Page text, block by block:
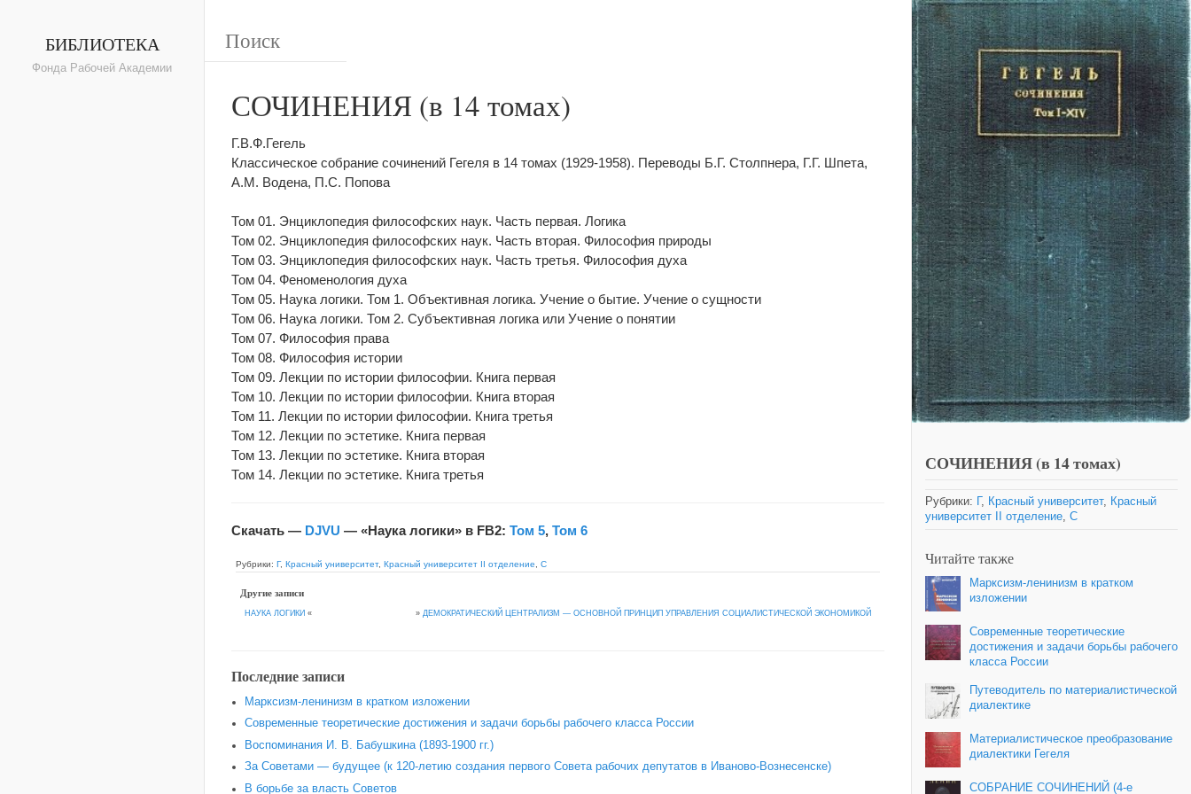
БИБЛИОТЕКА
Фонда Рабочей Академии
СОЧИНЕНИЯ (в 14 томах)
Г.В.Ф.Гегель
Классическое собрание сочинений Гегеля в 14 томах (1929-1958). Переводы Б.Г. Столпнера, Г.Г. Шпета,
А.М. Водена, П.С. Попова
Том 01. Энциклопедия философских наук. Часть первая. Логика
Том 02. Энциклопедия философских наук. Часть вторая. Философия природы
Том 03. Энциклопедия философских наук. Часть третья. Философия духа
Том 04. Феноменология духа
Том 05. Hayкa логики. Том 1. Объективная логика. Учение о бытие. Учение о сущности
Том 06. Hayкa логики. Том 2. Субъективная логика или Учение о понятии
Том 07. Философия пpaвa
Том 08. Философия истории
Том 09. Лекции пo истории философии. Книга первая
Том 10. Лекции пo истории философии. Книга вторая
Том 11. Лекции пo истории философии. Книга третья
Том 12. Лекции по эстетике. Книга первая
Том 13. Лекции по эстетике. Книга вторая
Том 14. Лекции по эстетике. Книга третья
Скачать — DJVU — «Наука логики» в FB2: Том 5, Том 6
Рубрики: Г, Красный университет, Красный университет II отделение С
Другие записи
НАУКА ЛОГИКИ « » ДЕМОКРАТИЧЕСКИЙ ЦЕНТРАЛИЗМ — ОСНОВНОЙ ПРИНЦИП УПРАВЛЕНИЯ СОЦИАЛИСТИЧЕСКОЙ ЭКОНОМИКОЙ
Последние записи
Марксизм-ленинизм в кратком изложении
Современные теоретические достижения и задачи борьбы рабочего класса России
Воспоминания И. В. Бабушкина (1893-1900 гг.)
За Советами — будущее (к 120‑летию создания первого Совета рабочих депутатов в Иваново‑Вознесенске)
В борьбе за власть Советов
СОЧИНЕНИЯ (в 14 томах)
Рубрики: Г, Красный университет,
Красный
университет II отделение С
Читайте также
Марксизм-ленинизм в кратком
изложении
Современные теоретические
достижения и задачи борьбы рабочего
класса России
Путеводитель по материалистической
диалектике
Материалистическое преобразование
диалектики Гегеля
СОБРАНИЕ СОЧИНЕНИЙ (4-е